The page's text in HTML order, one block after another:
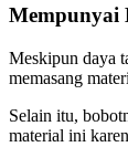
Mempunyai
Meskipun daya
memasang
Selain itu,
material ini